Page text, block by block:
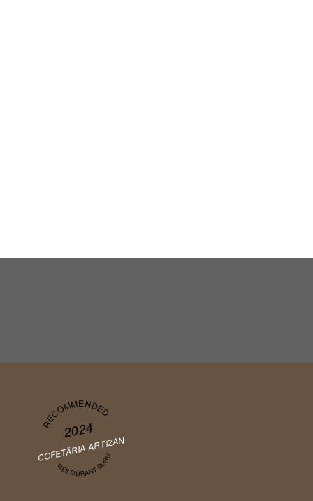
RECOMMENDED
2024
COFETĂRIA ARTIZAN
RESTAURANT GURU